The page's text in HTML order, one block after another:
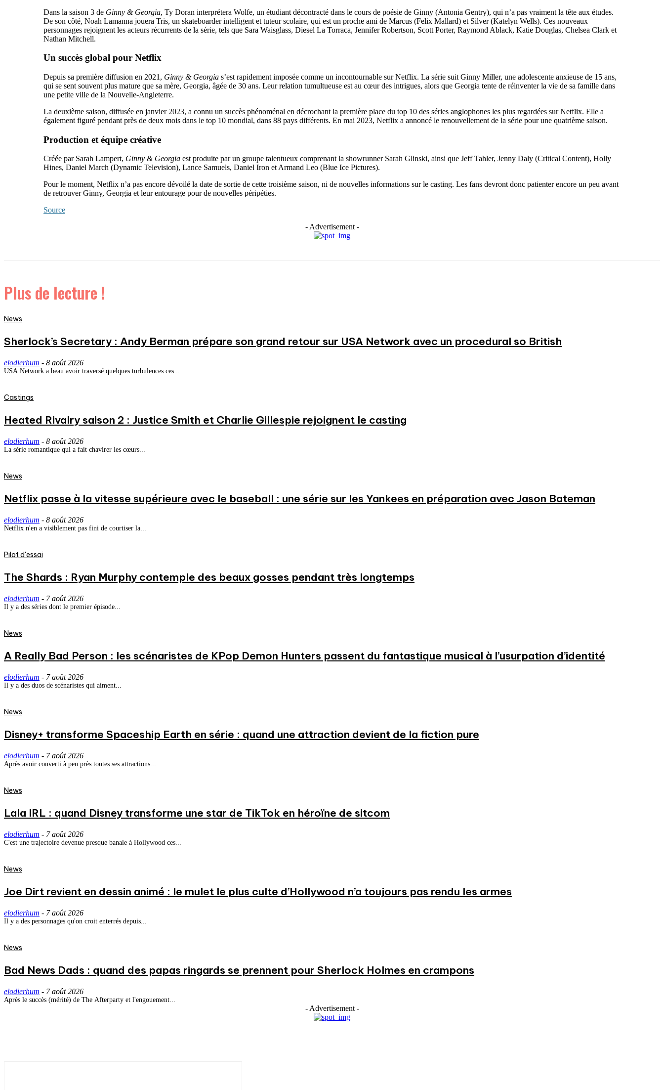
Dans la saison 3 de Ginny & Georgia, Ty Doran interprétera Wolfe, un étudiant décontracté dans le cours de poésie de Ginny (Antonia Gentry), qui n’a pas vraiment la tête aux études.
De son côté, Noah Lamanna jouera Tris, un skateboarder intelligent et tuteur scolaire, qui est un proche ami de Marcus (Felix Mallard) et Silver (Katelyn Wells). Ces nouveaux
personnages rejoignent les acteurs récurrents de la série, tels que Sara Waisglass, Diesel La Torraca, Jennifer Robertson, Scott Porter, Raymond Ablack, Katie Douglas, Chelsea Clark et
Nathan Mitchell.
Un succès global pour Netflix
Depuis sa première diffusion en 2021, Ginny & Georgia s’est rapidement imposée comme un incontournable sur Netflix. La série suit Ginny Miller, une adolescente anxieuse de 15 ans,
qui se sent souvent plus mature que sa mère, Georgia, âgée de 30 ans. Leur relation tumultueuse est au cœur des intrigues, alors que Georgia tente de réinventer la vie de sa famille dans
une petite ville de la Nouvelle-Angleterre.
La deuxième saison, diffusée en janvier 2023, a connu un succès phénoménal en décrochant la première place du top 10 des séries anglophones les plus regardées sur Netflix. Elle a
également figuré pendant près de deux mois dans le top 10 mondial, dans 88 pays différents. En mai 2023, Netflix a annoncé le renouvellement de la série pour une quatrième saison.
Production et équipe créative
Créée par Sarah Lampert, Ginny & Georgia est produite par un groupe talentueux comprenant la showrunner Sarah Glinski, ainsi que Jeff Tahler, Jenny Daly (Critical Content), Holly
Hines, Daniel March (Dynamic Television), Lance Samuels, Daniel Iron et Armand Leo (Blue Ice Pictures).
Pour le moment, Netflix n’a pas encore dévoilé la date de sortie de cette troisième saison, ni de nouvelles informations sur le casting. Les fans devront donc patienter encore un peu avant
de retrouver Ginny, Georgia et leur entourage pour de nouvelles péripéties.
Source
- Advertisement -
Plus de lecture !
News
Sherlock’s Secretary : Andy Berman prépare son grand retour sur USA Network avec un procedural so British
elodierhum - 8 août 2026
USA Network a beau avoir traversé quelques turbulences ces...
Castings
Heated Rivalry saison 2 : Justice Smith et Charlie Gillespie rejoignent le casting
elodierhum - 8 août 2026
La série romantique qui a fait chavirer les cœurs...
News
Netflix passe à la vitesse supérieure avec le baseball : une série sur les Yankees en préparation avec Jason Bateman
elodierhum - 8 août 2026
Netflix n'en a visiblement pas fini de courtiser la...
Pilot d'essai
The Shards : Ryan Murphy contemple des beaux gosses pendant très longtemps
elodierhum - 7 août 2026
Il y a des séries dont le premier épisode...
News
A Really Bad Person : les scénaristes de KPop Demon Hunters passent du fantastique musical à l’usurpation d’identité
elodierhum - 7 août 2026
Il y a des duos de scénaristes qui aiment...
News
Disney+ transforme Spaceship Earth en série : quand une attraction devient de la fiction pure
elodierhum - 7 août 2026
Après avoir converti à peu près toutes ses attractions...
News
Lala IRL : quand Disney transforme une star de TikTok en héroïne de sitcom
elodierhum - 7 août 2026
C'est une trajectoire devenue presque banale à Hollywood ces...
News
Joe Dirt revient en dessin animé : le mulet le plus culte d’Hollywood n’a toujours pas rendu les armes
elodierhum - 7 août 2026
Il y a des personnages qu'on croit enterrés depuis...
News
Bad News Dads : quand des papas ringards se prennent pour Sherlock Holmes en crampons
elodierhum - 7 août 2026
Après le succès (mérité) de The Afterparty et l'engouement...
- Advertisement -